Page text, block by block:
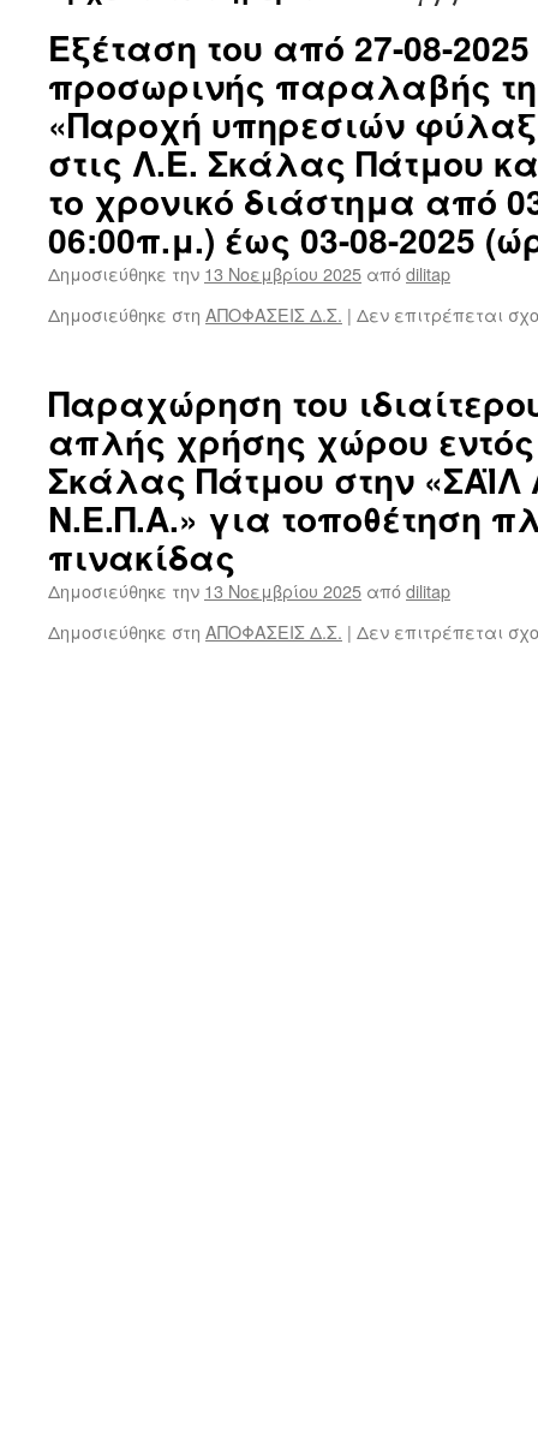
Εξέταση του από 27-08-
προσωρινής παραλαβής
«Παροχή υπηρεσιών
στις Λ.Ε. Σκάλας Πάτμου
το χρονικό διάστημα από
06:00π.μ.) έως 03-08-2025
Δημοσιεύθηκε την 13 Νοεμβρίου 2025 απόdilitap
Δημοσιεύθηκε στη ΑΠΟΦΑΣΕΙΣ Δ.Σ. | Δεν επιτρέπεται
Παραχώρηση του
απλής χρήσης χώρου
Σκάλας Πάτμου στην
Ν.Ε.Π.Α.» για τοποθέτηση
πινακίδας
Δημοσιεύθηκε την 13 Νοεμβρίου 2025 απόdilitap
Δημοσιεύθηκε στη ΑΠΟΦΑΣΕΙΣ Δ.Σ. | Δεν επιτρέπεται